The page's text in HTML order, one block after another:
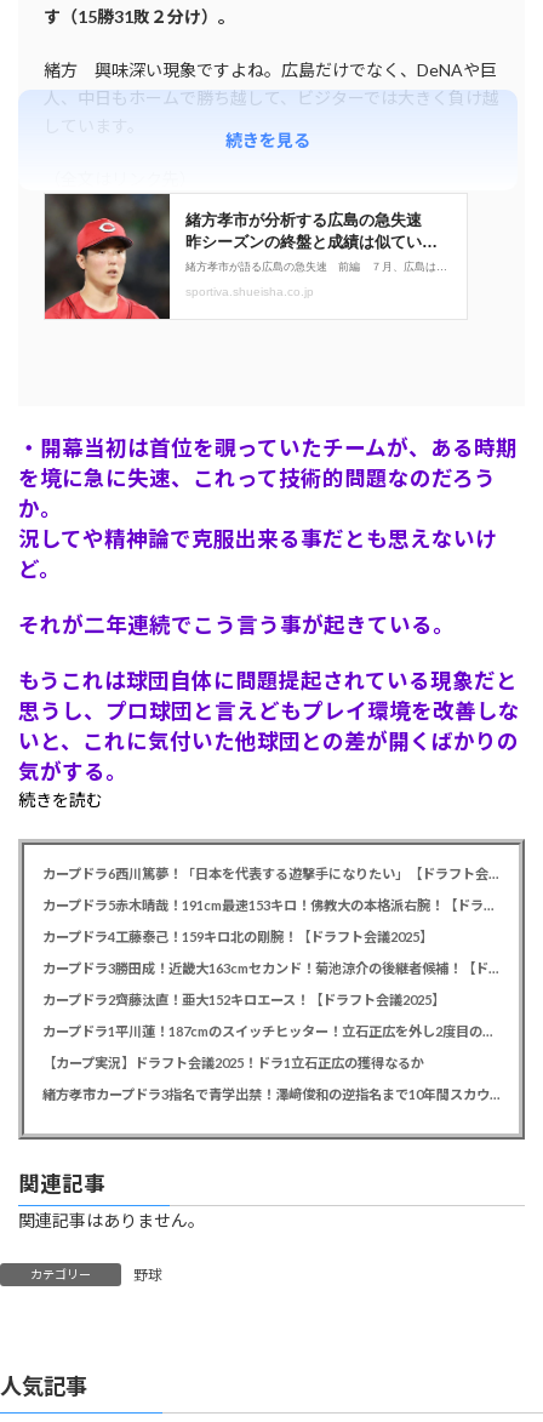
す（15勝31敗２分け）。
緒方 興味深い現象ですよね。広島だけでなく、DeNAや巨
人、中日もホームで勝ち越して、ビジターでは大きく負け越
しています。
・開幕当初は首位を覗っていたチームが、ある時期
を境に急に失速、これって技術的問題なのだろう
か。
況してや精神論で克服出来る事だとも思えないけ
ど。
それが二年連続でこう言う事が起きている。
もうこれは球団自体に問題提起されている現象だと
思うし、プロ球団と言えどもプレイ環境を改善しな
いと、これに気付いた他球団との差が開くばかりの
気がする。
続きを読む
続きを見る
カープドラ6西川篤夢！「日本を代表する遊撃手になりたい」【ドラフト会議2025】
カープドラ5赤木晴哉！191cm最速153キロ！佛教大の本格派右腕！【ドラフト会議2025】
カープドラ4工藤泰己！159キロ北の剛腕！【ドラフト会議2025】
カープドラ3勝田成！近畿大163cmセカンド！菊池涼介の後継者候補！【ドラフト会議2025】
カープドラ2齊藤汰直！亜大152キロエース！【ドラフト会議2025】
カープドラ1平川蓮！187cmのスイッチヒッター！立石正広を外し2度目の重複も新井監督がクジを引き当てる！【ドラフト会議2025】
【カープ実況】ドラフト会議2025！ドラ1立石正広の獲得なるか
緒方孝市カープドラ3指名で青学出禁！澤﨑俊和の逆指名まで10年間スカウト出禁
関連記事
関連記事はありません。
カテゴリー 野球
人気記事